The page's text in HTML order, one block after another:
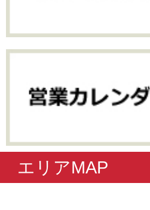
エリアMAP